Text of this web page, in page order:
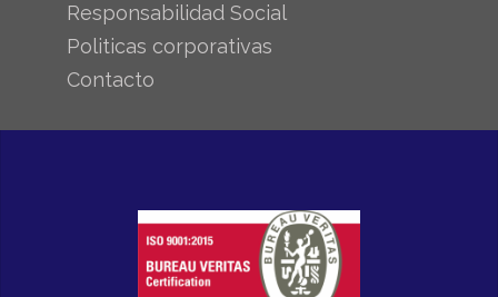
Responsabilidad Social
Politicas corporativas
Contacto